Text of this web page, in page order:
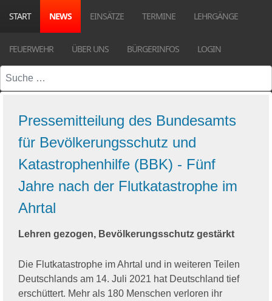
START NEWS EINSÄTZE TERMINE LEHRGÄNGE
FEUERWEHR ÜBER UNS BÜRGERINFOS LOGIN
Suchen
Pressemitteilung des Bundesamts
für Bevölkerungsschutz und
Katastrophenhilfe (BBK) - Fünf
Jahre nach der Flutkatastrophe im
Ahrtal
Lehren gezogen, Bevölkerungsschutz gestärkt
Die Flutkatastrophe im Ahrtal und in weiteren Teilen
Deutschlands am 14. Juli 2021 hat Deutschland tief
erschüttert. Mehr als 180 Menschen verloren ihr